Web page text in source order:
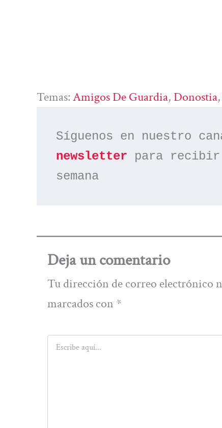
Temas:Amigos De Guardia, Donostia,
Síguenos en nuestro
newsletter para
semana
Deja un comentario
Tu dirección de correo electrónico
marcados con *
Escribe
aquí...